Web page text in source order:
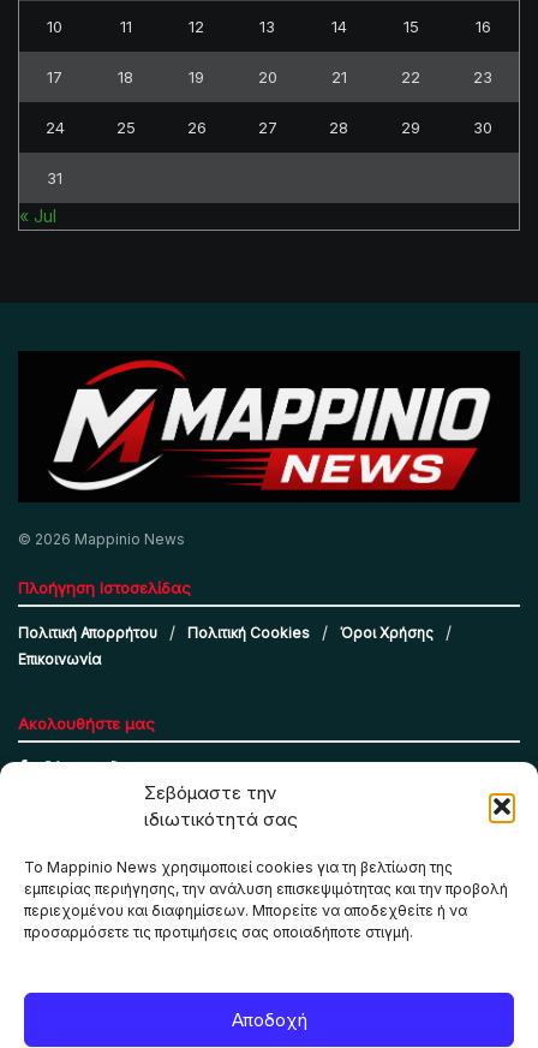
Σεβόμαστε την
ιδιωτικότητά σας
Το Mappinio News χρησιμοποιεί cookies για τη βελτίωση της
εμπειρίας περιήγησης, την ανάλυση επισκεψιμότητας και την προβολή
περιεχομένου και διαφημίσεων. Μπορείτε να αποδεχθείτε ή να
προσαρμόσετε τις προτιμήσεις σας οποιαδήποτε στιγμή.
Αποδοχή
10 11 12 13 14 15 16
17 18 19 20 21 22 23
24 25 26 27 28 29 30
31
« Jul
© 2026 Mappinio News
Πλοήγηση Ιστοσελίδας
Πολιτική Απορρήτου Πολιτική Cookies
Όροι Χρήσης
Επικοινωνία
Ακολουθήστε μας
Το Mappinio.net χρησιμοποιεί cookies για τη σωστή
λειτουργία της ιστοσελίδας, την ανάλυση επισκεψιμότητας